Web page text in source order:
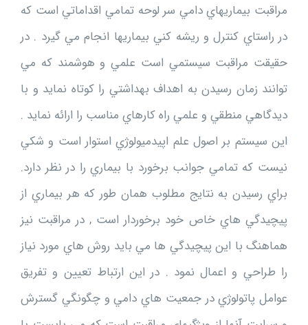
مراقبت بيماريهاي دامي سر لوحه تمامي اقداماتي است كه
در راستاي كنترل و ريشه كني بيماريها انجام مي گيرد . در
حقيقت مراقبت سيستمي است علمي و هوشمند كه مي
توانند زمان رسيدن به اهداف بهداشتي را كوتاه نمايد و با
ديدگاهي منطقي و علمي راه كارهاي مناسب را ارائه نمايد .
اين سيستم بر اصول علم اپيدميولوژي استوار است و شكي
نيست كه تمامي جوانب برخورد با بيماري را در نظر دارد.
براي رسيدن به نتايج مطلوب همان طور كه هر بيماري از
پيچيدگي هاي خاص خود برخوردار است , در مراقبت نيز
هماهنگ با اين پيچيدگي ها مي بايد روش هاي مورد نياز
را طراحي و اعمال نمود . در اين ارتباط تعيين و تفريق
عوامل پاتولوژي در جمعيت هاي دامي و چگونگي گسترش